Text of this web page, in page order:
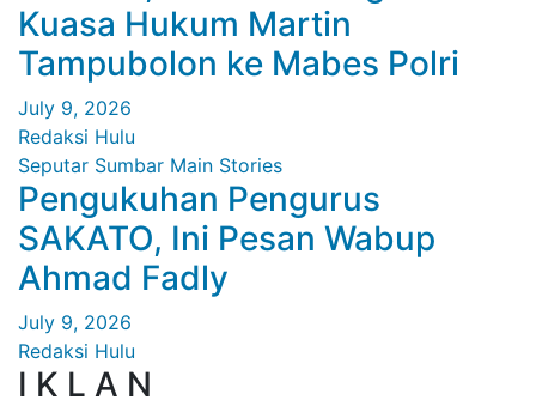
Kuasa Hukum Martin
Tampubolon ke Mabes Polri
July 9, 2026
Redaksi Hulu
Seputar Sumbar Main Stories
Pengukuhan Pengurus
SAKATO, Ini Pesan Wabup
Ahmad Fadly
July 9, 2026
Redaksi Hulu
I K L A N